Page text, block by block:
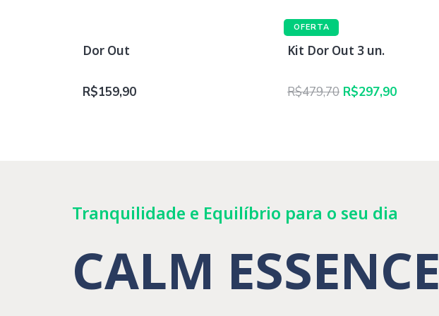
Dor Out
R$159,90
OFERTA
Kit Dor Out 3 un.
R$479,70 O
R$297,90O
Tranquilidade e Equilíbrio para o seu dia
CALM ESSENCE